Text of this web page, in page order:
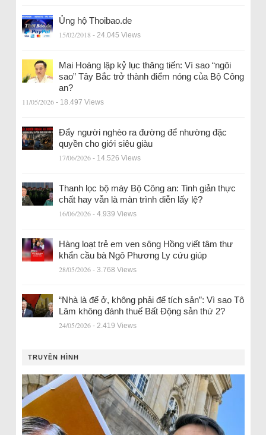
Ủng hộ Thoibao.de
15/02/2018 - 24.045 Views
Mai Hoàng lập kỷ lục thăng tiến: Vì sao “ngôi
sao” Tây Bắc trở thành điểm nóng của Bộ Công
an?
11/05/2026 - 18.497 Views
Đẩy người nghèo ra đường để nhường đặc
quyền cho giới siêu giàu
17/06/2026 - 14.526 Views
Thanh lọc bộ máy Bộ Công an: Tinh giản thực
chất hay vẫn là màn trình diễn lấy lệ?
16/06/2026 - 4.939 Views
Hàng loạt trẻ em ven sông Hồng viết tâm thư
khẩn cầu bà Ngô Phương Ly cứu giúp
28/05/2026 - 3.768 Views
“Nhà là để ở, không phải để tích sản”: Vì sao Tô
Lâm không đánh thuế Bất Động sản thứ 2?
24/05/2026 - 2.419 Views
TRUYỀN HÌNH